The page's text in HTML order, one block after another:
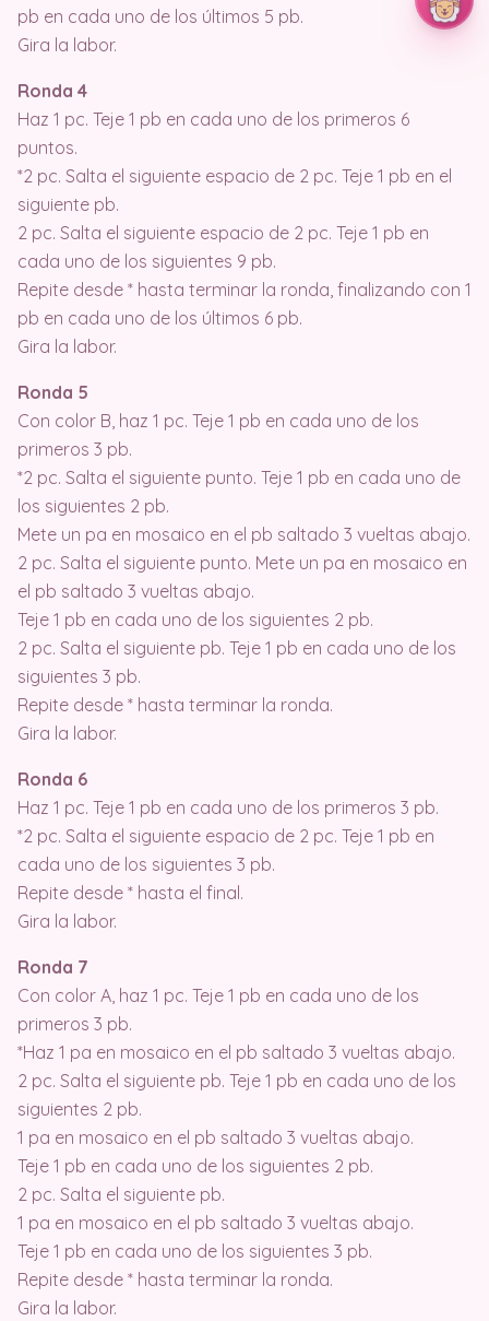
pb en cada uno de los últimos 5 pb.
Gira la labor.
Ronda 4
Haz 1 pc. Teje 1 pb en cada uno de los primeros 6
puntos.
*2 pc. Salta el siguiente espacio de 2 pc. Teje 1 pb en el
siguiente pb.
2 pc. Salta el siguiente espacio de 2 pc. Teje 1 pb en
cada uno de los siguientes 9 pb.
Repite desde * hasta terminar la ronda, finalizando con 1
pb en cada uno de los últimos 6 pb.
Gira la labor.
Ronda 5
Con color B, haz 1 pc. Teje 1 pb en cada uno de los
primeros 3 pb.
*2 pc. Salta el siguiente punto. Teje 1 pb en cada uno de
los siguientes 2 pb.
Mete un pa en mosaico en el pb saltado 3 vueltas abajo.
2 pc. Salta el siguiente punto. Mete un pa en mosaico en
el pb saltado 3 vueltas abajo.
Teje 1 pb en cada uno de los siguientes 2 pb.
2 pc. Salta el siguiente pb. Teje 1 pb en cada uno de los
siguientes 3 pb.
Repite desde * hasta terminar la ronda.
Gira la labor.
Ronda 6
Haz 1 pc. Teje 1 pb en cada uno de los primeros 3 pb.
*2 pc. Salta el siguiente espacio de 2 pc. Teje 1 pb en
cada uno de los siguientes 3 pb.
Repite desde * hasta el final.
Gira la labor.
Ronda 7
Con color A, haz 1 pc. Teje 1 pb en cada uno de los
primeros 3 pb.
*Haz 1 pa en mosaico en el pb saltado 3 vueltas abajo.
2 pc. Salta el siguiente pb. Teje 1 pb en cada uno de los
siguientes 2 pb.
1 pa en mosaico en el pb saltado 3 vueltas abajo.
Teje 1 pb en cada uno de los siguientes 2 pb.
2 pc. Salta el siguiente pb.
1 pa en mosaico en el pb saltado 3 vueltas abajo.
Teje 1 pb en cada uno de los siguientes 3 pb.
Repite desde * hasta terminar la ronda.
Gira la labor.